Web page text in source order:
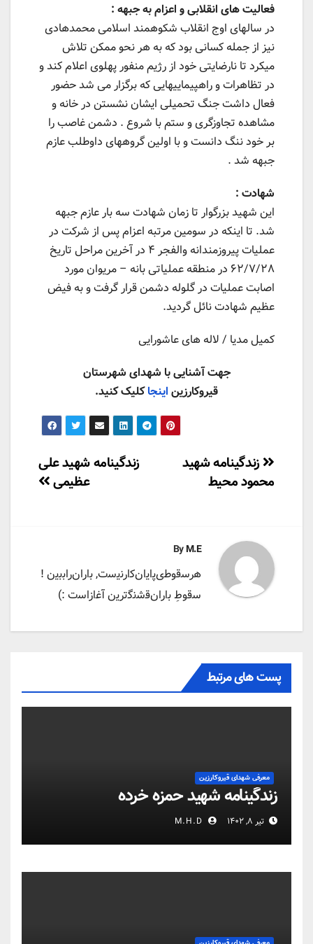
فعالیت های انقلابی و اعزام به جبهه :
در سالهای اوج انقلاب شکوهمند اسلامی محمدهادی
نیز از جمله کسانی بود که به هر نحو ممکن تلاش
میکرد تا نارضایتی خود از رژیم منفور پهلوی اعلام کند و
در تظاهرات و راهپیماییهایی که برگزار می شد حضور
فعال داشت جنگ تحمیلی ایشان نشستن در خانه و
مشاهده تجاوزگری و ستم با شروع . دشمن غاصب را
بر خود ننگ دانست و با اولین گروههای داوطلب عازم
جبهه شد .
شهادت :
این شهید بزرگوار تا زمان شهادت سه بار عازم جبهه
شد. تا اینکه در سومین مرتبه اعزام پس از شرکت در
عملیات پیروزمندانه والفجر ۴ در آخرین مراحل تاریخ
۶۲/۷/۲۸ در منطقه عملیاتی بانه – مریوان مورد
اصابت عملیات در گلوله دشمن قرار گرفت و به فیض
عظیم شهادت نائل گردید.
کمیل مدیا / لاله های عاشورایی
جهت آشنایی با شهدای شهرستان
قیروکارزین اینجاکلیک کنید.
راهبری
نوشته
زندگینامه شهید علی
عظیمی
زندگینامه شهید
محمود محیط
ByM.E
ه‍‌رس‍‌ق‍‌وط‍‌ی‌پ‍‌ای‍‌ان‌ک‍‌ارن‍‌ی‍‌س‍‌ت‌, ب‍‌اران‌راب‍‌ب‍‌ی‍‌ن !
س‍‌ق‍‌وطِ ب‍‌اران‌ق‍‌ش‍‌ن‍‌گ‍‌ت‍‌ری‍‌ن آغ‍‌ازاس‍‌ت :)️
پست های مرتبط
معرفی شهدای قیروکارزین
زندگینامه شهید حمزه خرده
تیر ۸, ۱۴۰۲